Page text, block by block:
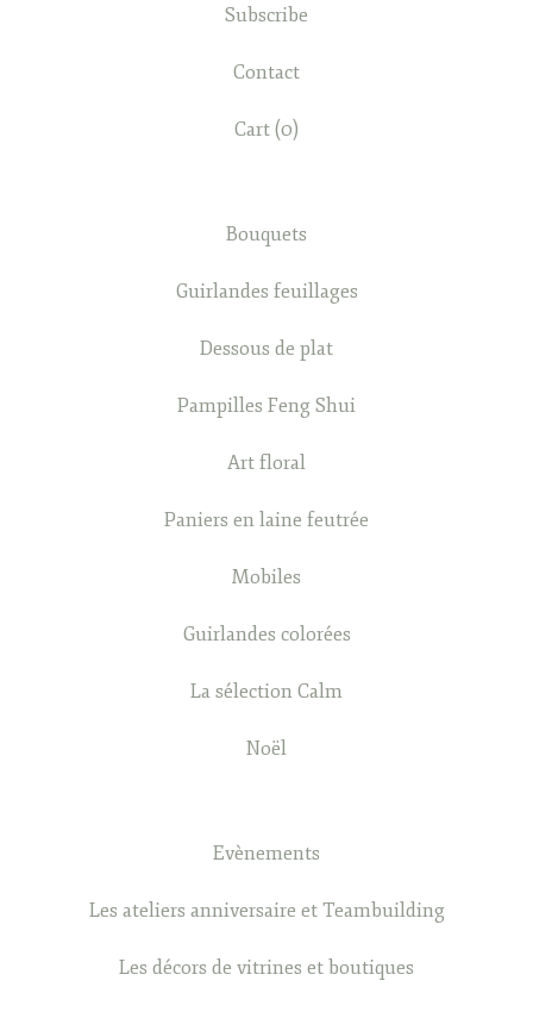
Subscribe
Contact
Cart (0)
Bouquets
Guirlandes feuillages
Dessous de plat
Pampilles Feng Shui
Art floral
Paniers en laine feutrée
Mobiles
Guirlandes colorées
La sélection Calm
Noël
Evènements
Les ateliers anniversaire et Teambuilding
Les décors de vitrines et boutiques